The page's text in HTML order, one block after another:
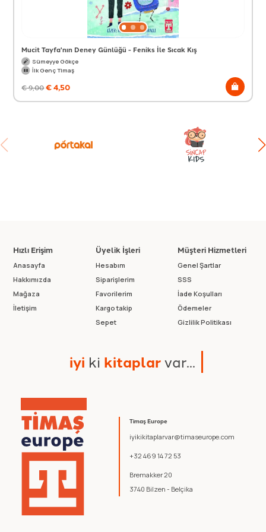
Mucit Tayfa'nın Deney Günlüğü - Feniks İle Sıcak Kış
Sümeyye Gökçe
İlk Genç Timaş
€9,00€4,50
Timaş Europe
iyikikitaplarvar@timaseurope.com
+32 469 14 72 53
Bremakker 20
3740 Bilzen - Belçika
Hızlı Erişim
Anasayfa
Hakkımızda
Mağaza
İletişim
Üyelik İşleri
Hesabım
Siparişlerim
Favorilerim
Kargo takip
Sepet
Müşteri Hizmetleri
Genel Şartlar
SSS
İade Koşulları
Ödemeler
Gizlilik Politikası
iyi ki kitaplarvar...